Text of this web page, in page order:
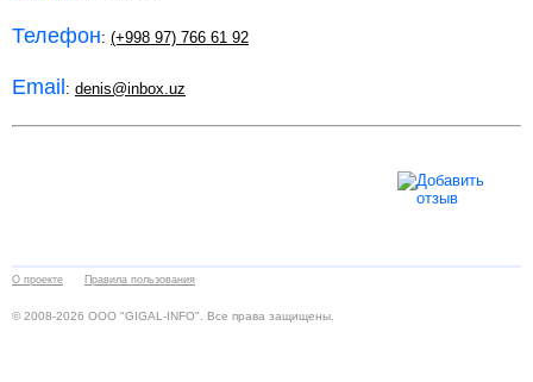
Телефон: (+998 97) 766 61 92
Email: denis@inbox.uz
О проекте Правила пользования
© 2008-2026 ООО "GIGAL-INFO". Все права защищены.